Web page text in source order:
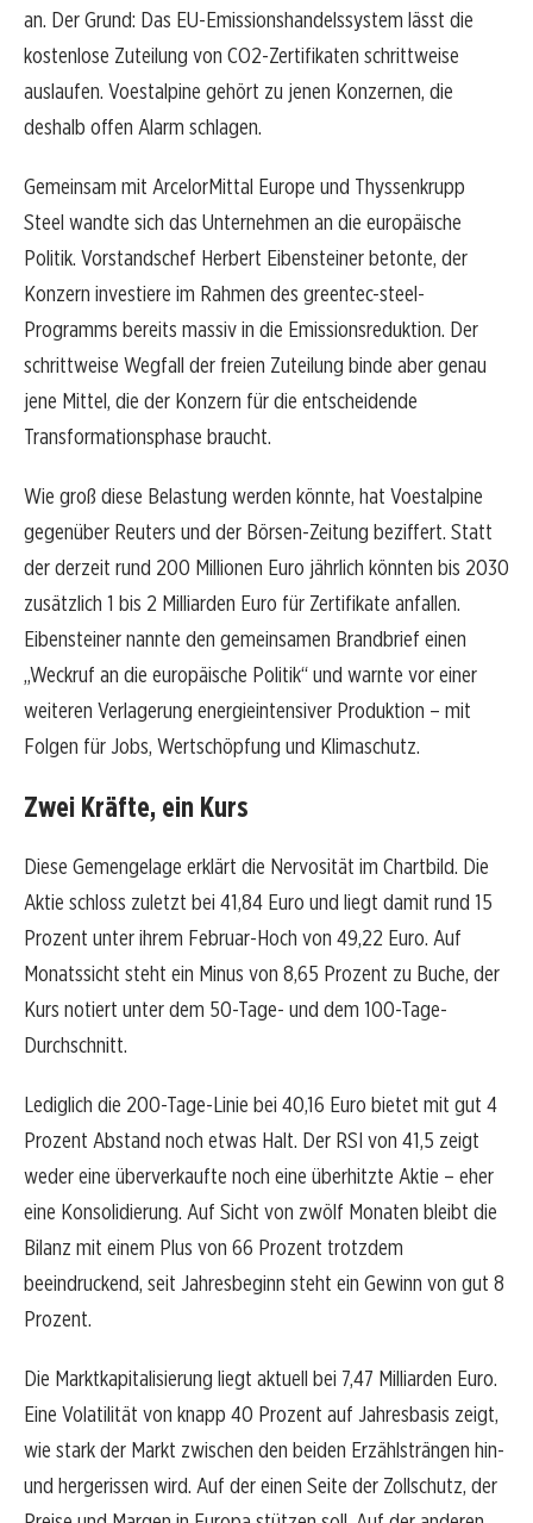
an. Der Grund: Das EU-Emissionshandelssystem lässt die
kostenlose Zuteilung von CO2-Zertifikaten schrittweise
auslaufen. Voestalpine gehört zu jenen Konzernen, die
deshalb offen Alarm schlagen.
Gemeinsam mit ArcelorMittal Europe und Thyssenkrupp
Steel wandte sich das Unternehmen an die europäische
Politik. Vorstandschef Herbert Eibensteiner betonte, der
Konzern investiere im Rahmen des greentec-steel-
Programms bereits massiv in die Emissionsreduktion. Der
schrittweise Wegfall der freien Zuteilung binde aber genau
jene Mittel, die der Konzern für die entscheidende
Transformationsphase braucht.
Wie groß diese Belastung werden könnte, hat Voestalpine
gegenüber Reuters und der Börsen-Zeitung beziffert. Statt
der derzeit rund 200 Millionen Euro jährlich könnten bis 2030
zusätzlich 1 bis 2 Milliarden Euro für Zertifikate anfallen.
Eibensteiner nannte den gemeinsamen Brandbrief einen
„Weckruf an die europäische Politik“ und warnte vor einer
weiteren Verlagerung energieintensiver Produktion – mit
Folgen für Jobs, Wertschöpfung und Klimaschutz.
Zwei Kräfte, ein Kurs
Diese Gemengelage erklärt die Nervosität im Chartbild. Die
Aktie schloss zuletzt bei 41,84 Euro und liegt damit rund 15
Prozent unter ihrem Februar-Hoch von 49,22 Euro. Auf
Monatssicht steht ein Minus von 8,65 Prozent zu Buche, der
Kurs notiert unter dem 50-Tage- und dem 100-Tage-
Durchschnitt.
Lediglich die 200-Tage-Linie bei 40,16 Euro bietet mit gut 4
Prozent Abstand noch etwas Halt. Der RSI von 41,5 zeigt
weder eine überverkaufte noch eine überhitzte Aktie – eher
eine Konsolidierung. Auf Sicht von zwölf Monaten bleibt die
Bilanz mit einem Plus von 66 Prozent trotzdem
beeindruckend, seit Jahresbeginn steht ein Gewinn von gut 8
Prozent.
Die Marktkapitalisierung liegt aktuell bei 7,47 Milliarden Euro.
Eine Volatilität von knapp 40 Prozent auf Jahresbasis zeigt,
wie stark der Markt zwischen den beiden Erzählsträngen hin-
und hergerissen wird. Auf der einen Seite der Zollschutz, der